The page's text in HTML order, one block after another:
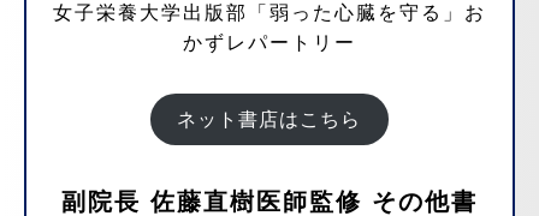
女子栄養大学出版部「弱った心臓を守る」お
かずレパートリー
ネット書店はこちら
副院長 佐藤直樹医師監修 その他書